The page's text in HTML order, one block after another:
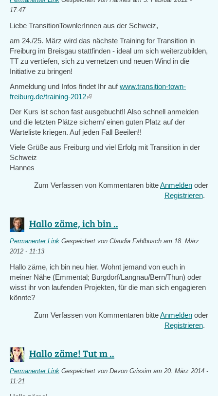
17:47
Liebe TransitionTownlerInnen aus der Schweiz,
am 24./25. März wird das nächste Training for Transition in
Freiburg im Breisgau stattfinden - ideal um sich weiterzubilden,
TT zu vertiefen, sich zu vernetzen und neuen Wind in die
Initiative zu bringen!
Anmeldung und Infos findet Ihr aufwww.transition-town-
freiburg.de/training-2012(link
external)
Der Kurs ist schon fast ausgebucht!! Also schnell anmelden
und die letzten Plätze sichern/ einen guten Platz auf der
Warteliste kriegen. Auf jeden Fall Beeilen!!
Viele Grüße aus Freiburg und viel Erfolg mit Transition in der
Schweiz
Hannes
Zum Verfassen von Kommentaren bitteAnmelden oder
Registrieren.
Hallo zäme, ich bin ..
Permanenter Link Gespeichert von Claudia Fahlbusch am 18. März
2012 - 11:13
Hallo zäme, ich bin neu hier. Wohnt jemand von euch in
meiner Nähe (Emmental; Burgdorf/Langnau/Bern/Thun) oder
wisst ihr von laufenden Projekten, für die man sich engagieren
könnte?
Zum Verfassen von Kommentaren bitteAnmelden oder
Registrieren.
Hallo zäme! Tut m ..
Permanenter Link Gespeichert von Devon Grissim am 20. März 2014 -
11:21